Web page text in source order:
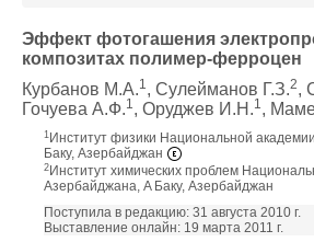
Эффект фотогашения
композитах полимер-ферроцен
Курбанов М.А.1, Сулейманов Г.З.2,
Гочуева А.Ф.1, Оруджев И.Н.1,
1 Институт физики Национальной
Баку, Азербайджан
2 Институт химических проблем
Азербайджана, A Баку, Азербайджан
Поступила в редакцию: 31 августа 2010 г.
Выставление онлайн: 19 марта 2011 г.